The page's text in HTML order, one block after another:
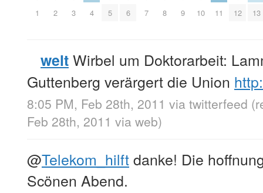
1 2 3 4 5 6 7 8 9 10 11 12 13
weltWirbel um Doktorarbeit:
Guttenberg verärgert die Union
8:05 PM, Feb 28th, 2011 via twitterfeed
Feb 28th, 2011 via web)
@Telekom_hilftdanke! Die
Scönen Abend.